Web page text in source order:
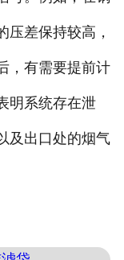
压差保持较高，
，有需要提前计
明系统存在泄
及出口处的烟气